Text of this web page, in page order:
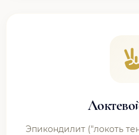
Эпикондилит ("локоть